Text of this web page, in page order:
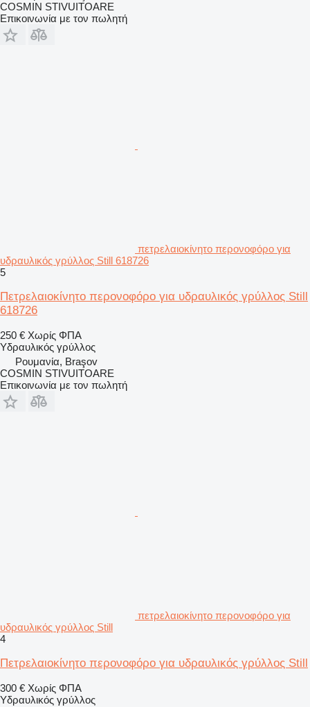
COSMIN STIVUITOARE
Επικοινωνία με τον πωλητή
πετρελαιοκίνητο περονοφόρο για
υδραυλικός γρύλλος Still 618726
5
Πετρελαιοκίνητο περονοφόρο για υδραυλικός γρύλλος Still
618726
250 € Χωρίς ΦΠΑ
Υδραυλικός γρύλλος
Ρουμανία, Braşov
COSMIN STIVUITOARE
Επικοινωνία με τον πωλητή
πετρελαιοκίνητο περονοφόρο για
υδραυλικός γρύλλος Still
4
Πετρελαιοκίνητο περονοφόρο για υδραυλικός γρύλλος Still
300 € Χωρίς ΦΠΑ
Υδραυλικός γρύλλος